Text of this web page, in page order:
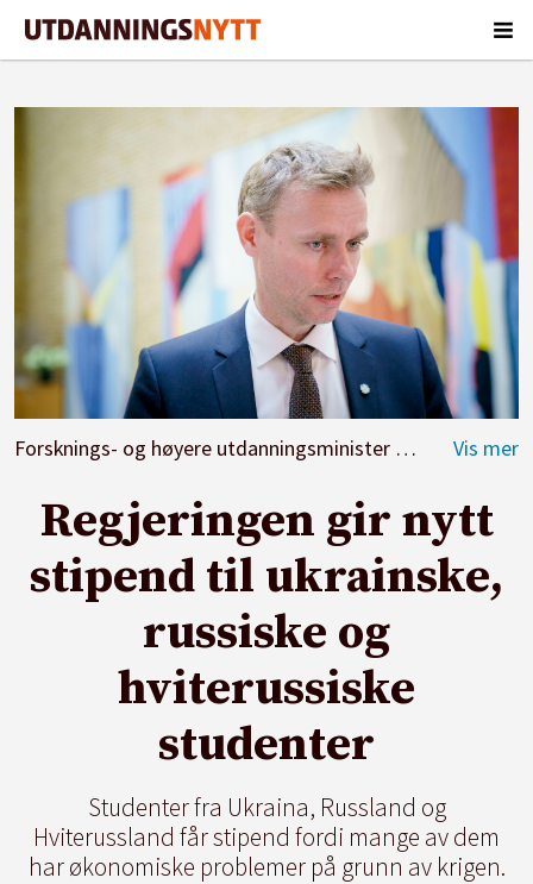
Forsknings- og høyere utdanningsminister Ola Borten Moe sier at det ville være trist hvis studenter fra de tre landene måtte avbryte studiene i Norge på grunn av krigen.
Regjeringen gir nytt
stipend til ukrainske,
russiske og
hviterussiske
studenter
Studenter fra Ukraina, Russland og
Hviterussland får stipend fordi mange av dem
har økonomiske problemer på grunn av krigen.